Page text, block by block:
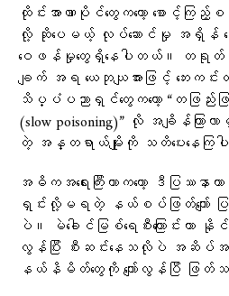
ထိုင်းအာဏာပိုင်တွေကတော့ စောင့်ကြ
လို့ ဆိုပေမယ့် လုပ်ဆောင်မှု အရှိန် နှေ
ဝေဖန်မှုတွေရှိနေပါတယ်။ တရုတ်
ချက် အရ ယေဘုယျအားဖြင့် ဘေးက
သိပ္ပံပညာရှင်တွေကတော့ “တဖြည်း
(slow poisoning)” လို အချိန်ကြ
တဲ့ အန္တရာယ်မျိုးကို သတိပေးနေကြ
အဓိကအရေးကြီးတာကတော့ ဒီပြဿ
ရှင်းလို့မရတဲ့ နယ်စပ်ဖြတ်ကျော် ပ
ပဲ။ မဲခေါင်မြစ်ရေစီးကြောင်းဟ
လွန်ပြီး စီးဆင်းနေသလိုပဲ အဆိပ်အ
နယ်နိမိတ်တွေကို ကျော်လွန်ပြီ ဖြတ်သ